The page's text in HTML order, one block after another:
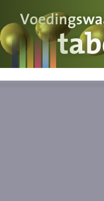
Voedingswaarde
Wat is wat?